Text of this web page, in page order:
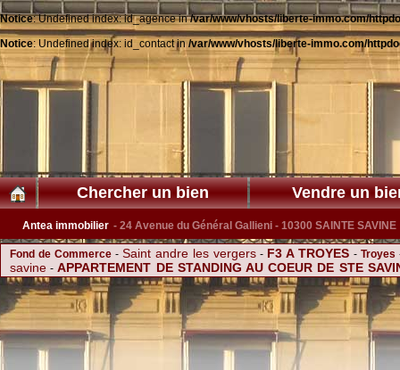
Notice: Undefined index: id_agence in/var/www/vhosts/liberte-immo.com/
Notice: Undefined index: id_contact in/var/www/vhosts/liberte-immo.com/
Chercher un bien Vendre un
Antea immobilier - 24 Avenue du Général Gallieni - 10300 SAINTE SAVINE
Fond de Commerce -Saint andre les vergers - F3 A TROYES-Troyes
savine -APPARTEMENT DE STANDING AU COEUR DE STE
SUPERBE MAISON FAMILIALE AU NOES PRES TROYES Vendre
APPARTEMENT TROYES-F3 BIS A LOUER A TROYES -A : Troyes &
DE TROYES- Acheter Maison Sainte Savine-F2 a louer avec
SUPERFE F4 A ST ANDRE LES VERGERS - SUPERBE MAISON AVEC
CHARMANTE MAISON ENTRE VILLE ET CAMPAGNE- ENSEMBLE IMMOBILIER